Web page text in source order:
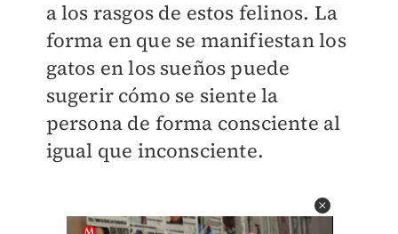
a los rasgos de estos felinos. La
forma en que se manifiestan los
gatos en los sueños puede
sugerir cómo se siente la
persona de forma consciente al
igual que inconsciente.